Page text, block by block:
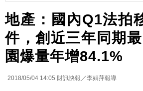
地產：國內Q1法拍
件，創近三年同期
園爆量年增84.1%
2018/05/04 14:05 財訊快報／李娟萍報導